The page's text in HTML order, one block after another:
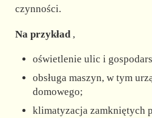
czynności.
Na przykład,
oświetlenie ulic i
obsługa maszyn, w tym
domowego;
klimatyzacja zamkniętych